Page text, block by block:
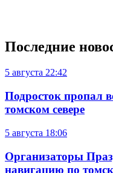
Последние
5 августа 22:42
Подросток пропал
томском севере
5 августа 18:06
Организаторы
навигацию по